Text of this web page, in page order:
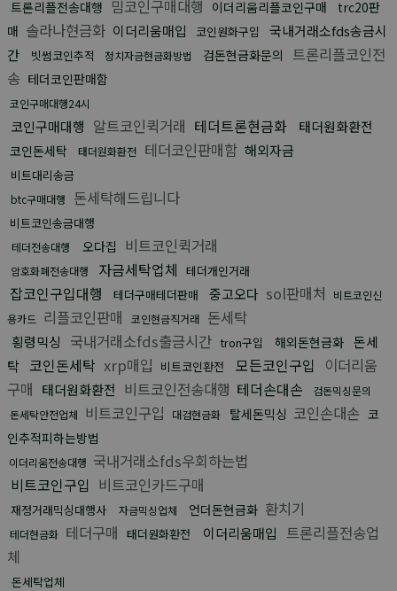
트론리플전송대행 밈코인구매대행 이더리움리플코인구매
trc20판
매 솔라나현금화 이더리움매입 코인원화구입
국내거래소fds송금시
간
빗썸코인추적 정치자금현금화방법 검돈현금화문의
트론리플코인전
송 테더코인판매함
코인구매대행24시
코인구매대행 알트코인퀵거래 테더트론현금화 태더원화환전
코인돈세탁 태더원화환전 테더코인판매함 해외자금
비트대리송금
btc구매대행 돈세탁해드립니다
비트코인송금대행
테더전송대행 오다집 비트코인퀵거래
암호화폐전송대행 자금세탁업체 테더개인거래
잡코인구입대행 테더구매테더판매 중고오다 sol판매처
비트코인신
용카드 리플코인판매 코인현금직거래 돈세탁
횡령믹싱 국내거래소fds출금시간 tron구입 해외돈현금화 돈세
탁
코인돈세탁 xrp매입 비트코인환전 모든코인구입
이더리움
구매 태더원화환전 비트코인전송대행 테더손대손
검돈믹싱문의
돈세탁안전업체 비트코인구입 대검현금화 탈세돈믹싱 코인손대손 코
인추적피하는방법
이더리움전송대행 국내거래소fds우회하는법
비트코인구입 비트코인카드구매
재정거래믹싱대행사 자금믹싱업체 언더돈현금화 환치기
테더현금화 테더구매 태더원화환전 이더리움매입
트론리플전송업
체
돈세탁업체